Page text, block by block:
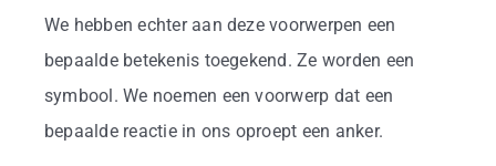
We hebben echter aan deze voorwerpen een
bepaalde betekenis toegekend. Ze worden een
symbool. We noemen een voorwerp dat een
bepaalde reactie in ons oproept een anker.